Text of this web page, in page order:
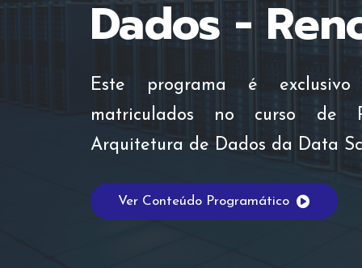
Dados -
Este programa é
matriculados no curso de
Arquitetura de Dados da Data
Ver Conteúdo Programático